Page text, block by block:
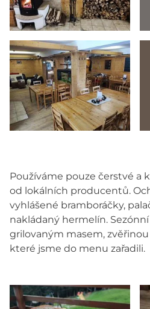
Používáme pouze čerstvé a
od lokálních producentů.
vyhlášené bramboráčky,
nakládaný hermelín.
grilovaným masem,
které jsme do menu zařadili.